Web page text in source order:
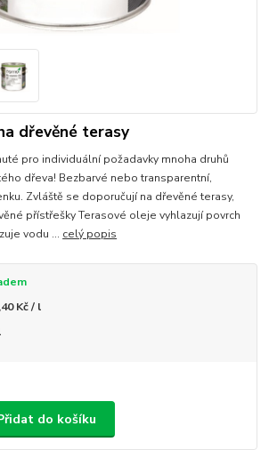
dřevěné terasy
pro individuální požadavky mnoha druhů
dřeva! Bezbarvé nebo transparentní,
Zvláště se doporučují na dřevěné terasy,
přístřešky Terasové oleje vyhlazují povrch
vodu ... celý popis
Kč / l
do košíku